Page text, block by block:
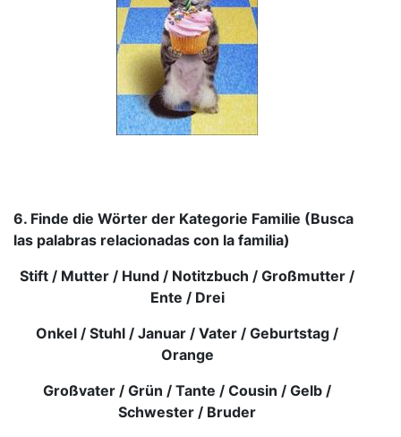
6. Finde die Wörter der Kategorie Familie (Busca
las palabras relacionadas con la familia)
Stift / Mutter / Hund / Notitzbuch / Großmutter /
Ente / Drei
Onkel / Stuhl / Januar / Vater / Geburtstag /
Orange
Großvater / Grün / Tante / Cousin / Gelb /
Schwester / Bruder